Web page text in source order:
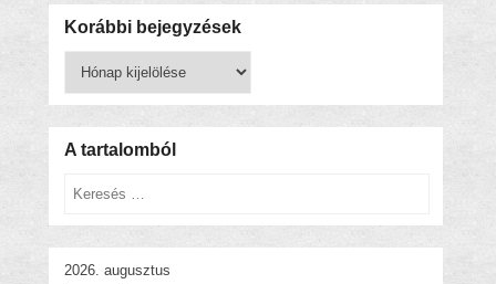
Korábbi bejegyzések
bejegyzések
A tartalomból
Keresés
2026. augusztus